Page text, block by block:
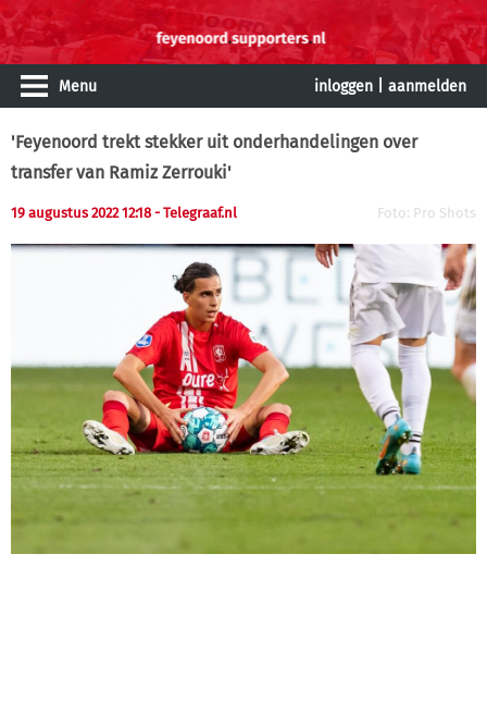
Menu inloggen aanmelden
'Feyenoord trekt stekker uit onderhandelingen over
transfer van Ramiz Zerrouki'
19 augustus 2022 12:18 - Telegraaf.nl Foto: Pro Shots